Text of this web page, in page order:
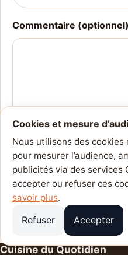
Commentaire (optionnel)
Merci ! Vos avis aident
Cuisine du Quotidien
Cookies et mesure
Nous utilisons des
pour mesurer l’audience,
publicités via des services
accepter ou refuser ces
savoir plus.
Refuser Accepter